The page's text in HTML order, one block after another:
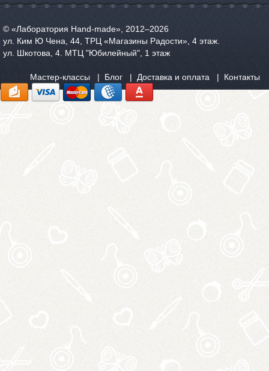
© «Лаборатория Hand-made», 2012‒2026
ул. Ким Ю Чена, 44, ТРЦ «Магазины Радости», 4 этаж.
ул. Шкотова, 4. МТЦ "Юбилейный", 1 этаж
Мастер-классы Блог Доставка и оплата Контакты